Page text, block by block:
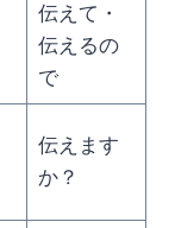
伝えて・
伝えるの
で
伝えます
か？